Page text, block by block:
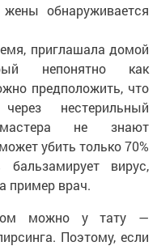
обнаруживается
приглашала домой
непонятно как
предположить, что
нестерильный
мастера не знают
убить только 70%
вирус,
пример врач.
можно у тату —
Поэтому, если